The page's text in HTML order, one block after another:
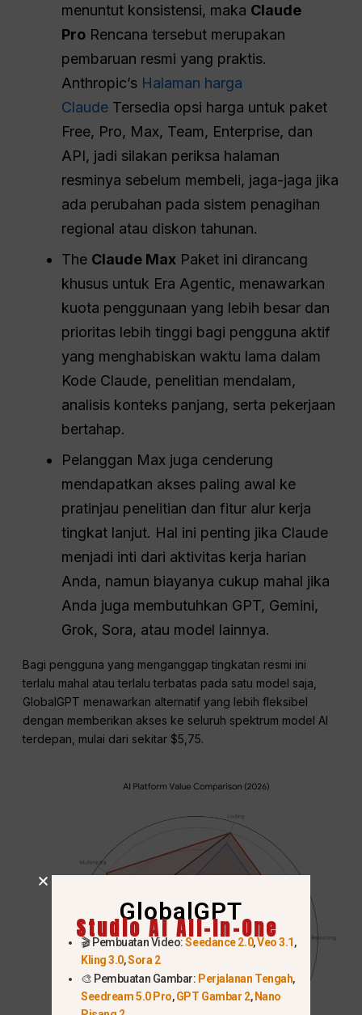
menuntut konsistensi, maka Claude
Pro Rencana tersebut merupakan
pembaruan resmi yang praktis.
Anthropic’s Halaman harga
Claude Tersedia opsi harga untuk paket
Free, Pro, Max, Team, Enterprise, dan
API, jadi silakan periksa halaman
resminya sebelum membeli, jaga-jaga jika
ada perubahan pada sistem penagihan
regional atau diskon tahunan.
The Claude Max Paket ini dirancang
khusus untuk Era Agentic, menawarkan
kuota penggunaan yang lebih besar dan
prioritas lebih tinggi bagi pengguna aktif
yang menghabiskan waktu lama dalam
Kode Claude, penelitian mendalam,
analisis konteks panjang, serta pekerjaan
bertahap.
Pelanggan Max juga cenderung
mendapatkan akses paling awal ke
pratinjau penelitian dan fitur alur kerja
tingkat lanjut. Hal ini penting jika Claude
menjadi inti dari aktivitas kerja harian
Anda, namun biayanya cukup mahal jika
Anda juga membutuhkan GPT, Gemini,
Grok, Sora, atau model lainnya.
Bagi pengguna yang menganggap tingkatan resmi ini
terlalu mahal atau terlalu terbatas pada satu model saja,
GlobalGPT menawarkan alternatif yang lebih fleksibel
dengan memberikan akses ke seluruh spektrum model AI
terdepan, mulai dari sekitar $5,75.
GlobalGPT
Studio AI All-In-One
🎬 Pembuatan Video:Seedance 2.0,Veo 3.1,
Kling 3.0,Sora 2
🎨 Pembuatan Gambar: Perjalanan Tengah,
Seedream 5.0 Pro,GPT Gambar 2,Nano